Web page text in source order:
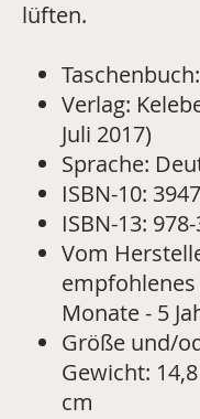
lüften.
Verlag:
Juli 2017)
Sprache:
ISBN-10:
ISBN-13:
Vom
Monate - 5
Größe und/
Gewicht:
cm